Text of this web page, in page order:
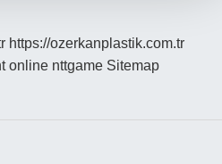
https://ozerkanplastik.com.tr
online nttgame Sitemap